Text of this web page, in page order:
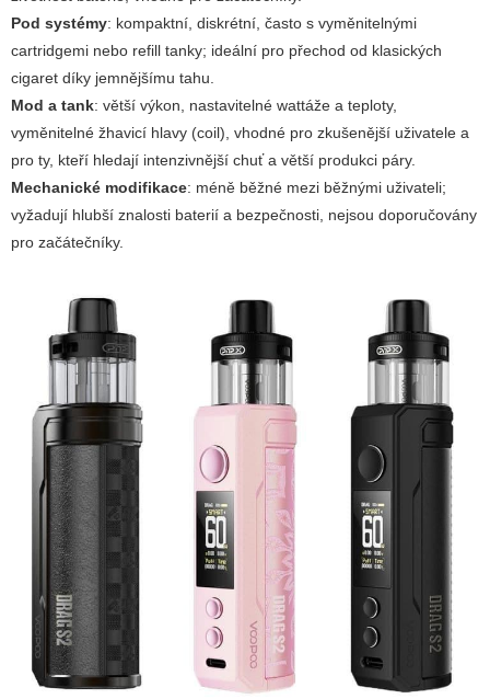
Pod systémy: kompaktní, diskrétní, často s vyměnitelnými
cartridgemi nebo refill tanky; ideální pro přechod od klasických
cigaret díky jemnějšímu tahu.
Mod a tank: větší výkon, nastavitelné wattáže a teploty,
vyměnitelné žhavicí hlavy (coil), vhodné pro zkušenější uživatele a
pro ty, kteří hledají intenzivnější chuť a větší produkci páry.
Mechanické modifikace: méně běžné mezi běžnými uživateli;
vyžadují hlubší znalosti baterií a bezpečnosti, nejsou doporučovány
pro začátečníky.